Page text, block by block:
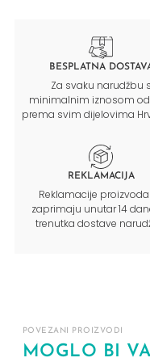
BESPLATNA
Za svaku narudžbu s
minimalnim iznosom
prema svim dijelovima
REKLAMACIJA
Reklamacije
zaprimaju unutar 14
trenutka dostave
POVEZANI PROIZVODI
MOGLO BI